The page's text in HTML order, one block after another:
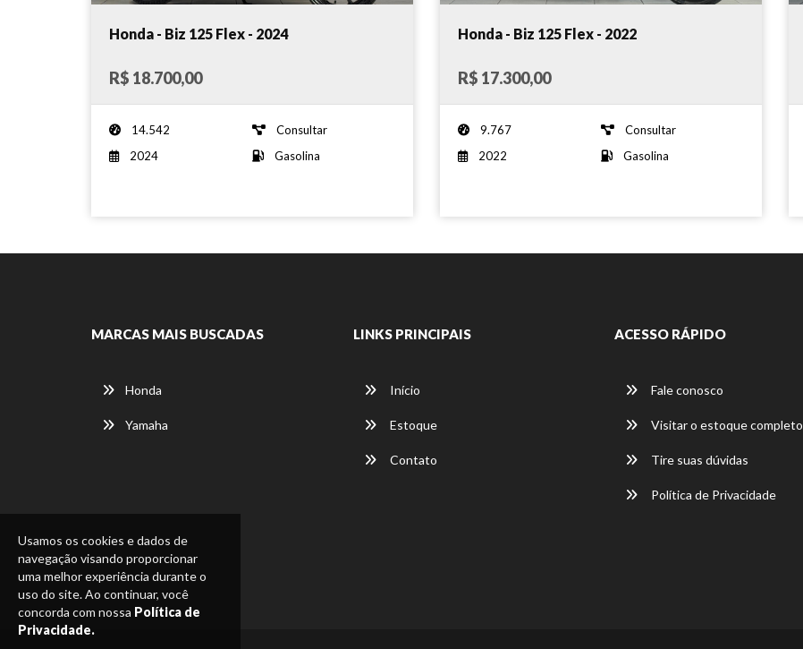
Usamos os cookies e dados de
navegação visando proporcionar
uma melhor experiência durante o
uso do site. Ao continuar, você
concorda com nossa Política de
Privacidade.
Honda - Biz 125 Flex - 2024
R$ 18.700,00
14.542
Consultar
2024
Gasolina
Honda - Biz 125 Flex - 2022
R$ 17.300,00
9.767
Consultar
2022
Gasolina
MARCAS MAIS BUSCADAS
Honda
Yamaha
LINKS PRINCIPAIS
Início
Estoque
Contato
ACESSO RÁPIDO
Fale conosco
Visitar o estoque completo
Tire suas dúvidas
Política de Privacidade